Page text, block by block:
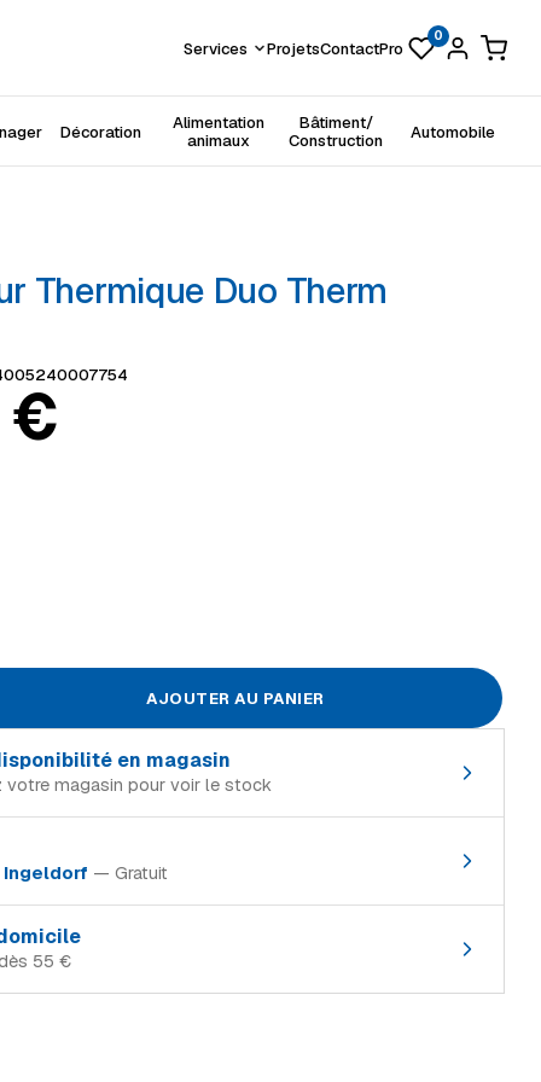
Services ProjetsContactPro
0
Décoration
Alimentation
animaux
Bâtiment/
Construction
Automobile
Thermique Duo Therm
€
AJOUTER AU PANIER
en magasin
votre magasin pour voir le stock
En stock
Ingeldorf — Gratuit
En stock
55 €